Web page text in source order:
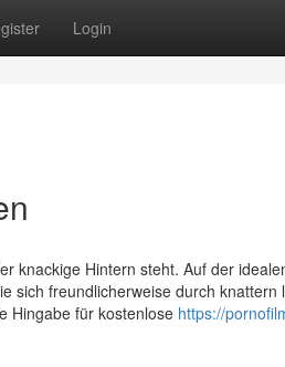
Login
knackige Hintern steht. Auf der
sich freundlicherweise durch knattern
Hingabe für kostenlose https://